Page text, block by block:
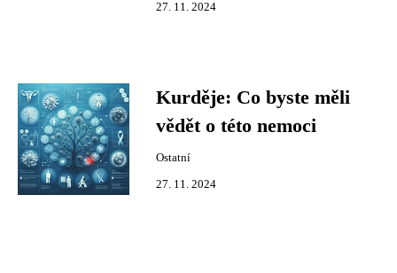
27. 11. 2024
Kurděje: Co byste měli
vědět o této nemoci
Ostatní
27. 11. 2024